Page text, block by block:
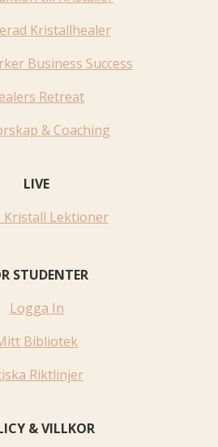
Kristallhealer
Business Success
Retreat
& Coaching
LIVE
Kristall Lektioner
STUDENTER
Logga In
Bibliotek
Riktlinjer
& VILLKOR